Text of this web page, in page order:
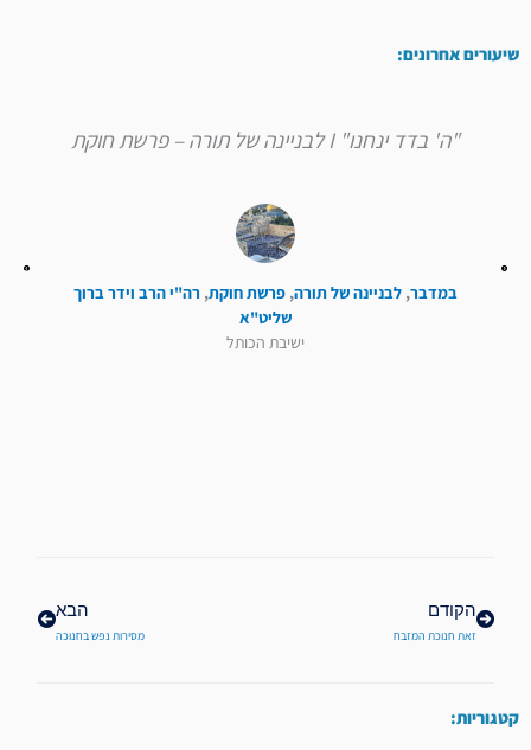
שיעורים אחרונים:
"ה' בדד ינחנו" I לבניינה של תורה – פרשת חוקת
במדבר, לבניינה של תורה, פרשת חוקת, רה"י הרב וידר ברוך
שליט"א
ישיבת הכותל
הקודם
זאת חנוכת המזבח
הבא
מסירות נפש בחנוכה
קטגוריות: